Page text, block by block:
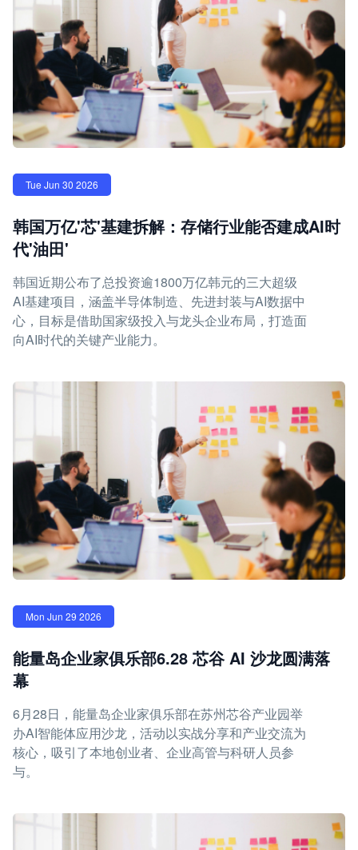
Tue Jun 30 2026
韩国万亿'芯'基建拆解：存储行业能否建成AI时
代'油田'
韩国近期公布了总投资逾1800万亿韩元的三大超级
AI基建项目，涵盖半导体制造、先进封装与AI数据中
心，目标是借助国家级投入与龙头企业布局，打造面
向AI时代的关键产业能力。
Mon Jun 29 2026
能量岛企业家俱乐部6.28 芯谷 AI 沙龙圆满落
幕
6月28日，能量岛企业家俱乐部在苏州芯谷产业园举
办AI智能体应用沙龙，活动以实战分享和产业交流为
核心，吸引了本地创业者、企业高管与科研人员参
与。